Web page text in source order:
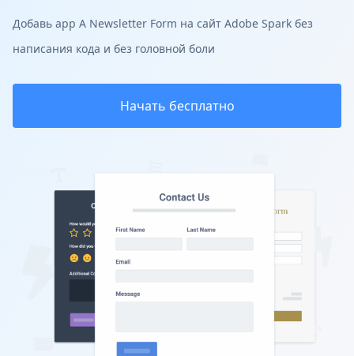
Добавь app A Newsletter Form на сайт Adobe Spark без
написания кода и без головной боли
Начать бесплатно